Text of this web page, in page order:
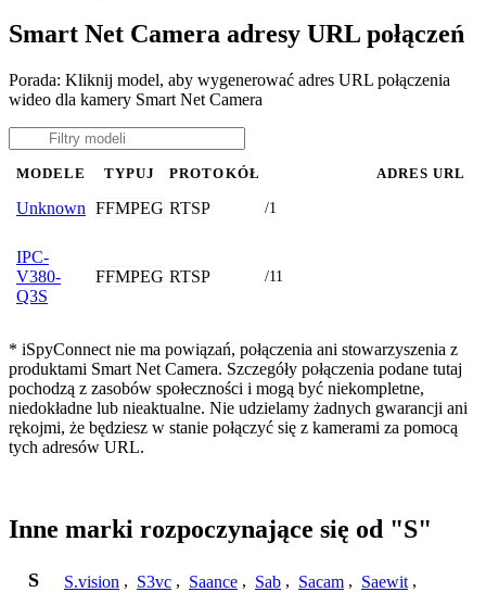
Smart Net Camera adresy URL połączeń
Porada: Kliknij model, aby wygenerować adres URL połączenia
wideo dla kamery Smart Net Camera
MODELE TYPUJ PROTOKÓŁ ADRES URL
Unknown FFMPEG RTSP /1
IPC-
V380-
Q3S
FFMPEG RTSP /11
* iSpyConnect nie ma powiązań, połączenia ani stowarzyszenia z
produktami Smart Net Camera. Szczegóły połączenia podane tutaj
pochodzą z zasobów społeczności i mogą być niekompletne,
niedokładne lub nieaktualne. Nie udzielamy żadnych gwarancji ani
rękojmi, że będziesz w stanie połączyć się z kamerami za pomocą
tych adresów URL.
Inne marki rozpoczynające się od "S"
S S.vision , S3vc , Saance , Sab , Sacam , Saewit ,